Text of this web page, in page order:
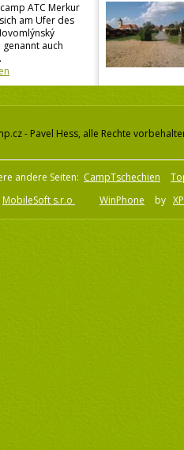
ATC Merkur
am Ufer des
genannt auch
- Pavel Hess, alle Rechte
andere Seiten: CampTschechien
MobileSoft s.r.o WinPhone by